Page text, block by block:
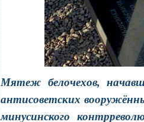
Мятеж белочехов,
антисоветских
минусинского